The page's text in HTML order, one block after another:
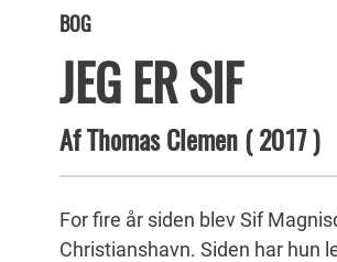
BOG
JEG ER SIF
AfThomas Clemen(2017)
For fire år siden blev Sif
Christianshavn. Siden har hun